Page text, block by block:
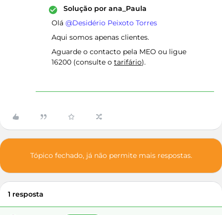
Solução por ana_Paula
Olá ​ @Desidério Peixoto Torres
Aqui somos apenas clientes.
Aguarde o contacto pela MEO ou ligue
16200 (consulte o tarifário).
Tópico fechado, já não permite mais respostas.
1 resposta